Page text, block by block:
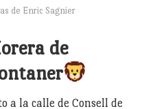
de Enric Sagnier
de
a la calle de Consell de